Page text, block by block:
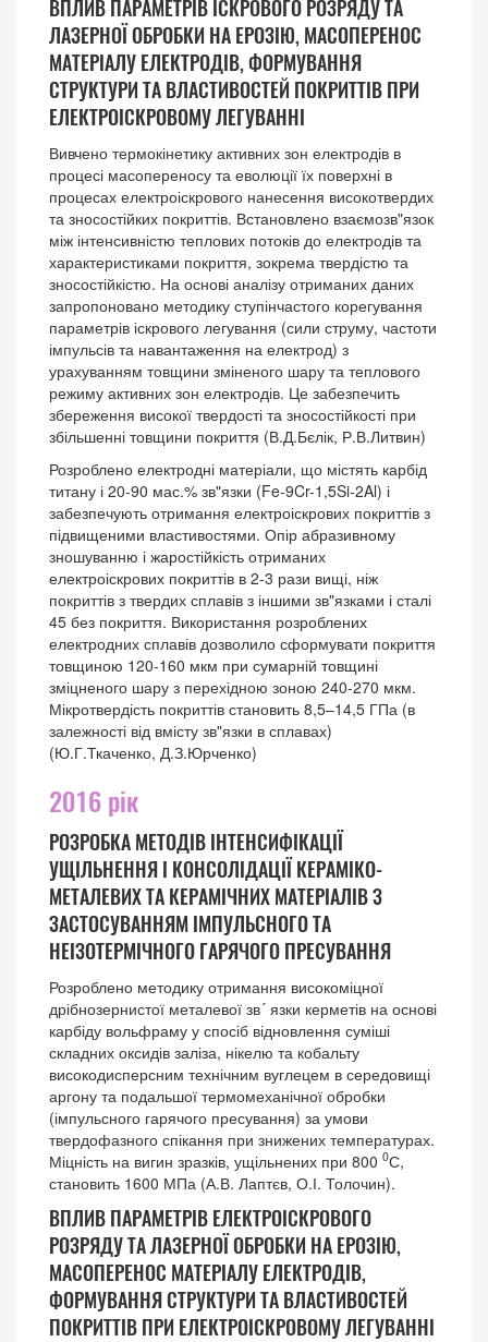
ВПЛИВ ПАРАМЕТРІВ ІСКРОВОГО РОЗРЯДУ ТА
ЛАЗЕРНОЇ ОБРОБКИ НА ЕРОЗІЮ, МАСОПЕРЕНОС
МАТЕРІАЛУ ЕЛЕКТРОДІВ, ФОРМУВАННЯ
СТРУКТУРИ ТА ВЛАСТИВОСТЕЙ ПОКРИТТІВ ПРИ
ЕЛЕКТРОІСКРОВОМУ ЛЕГУВАННІ
Вивчено термокінетику активних зон електродів в
процесі масопереносу та еволюції їх поверхні в
процесах електроіскрового нанесення високотвердих
та зносостійких покриттів. Встановлено взаємозв"язок
між інтенсивністю теплових потоків до електродів та
характеристиками покриття, зокрема твердістю та
зносостійкістю. На основі аналізу отриманих даних
запропоновано методику ступінчастого корегування
параметрів іскрового легування (сили струму, частоти
імпульсів та навантаження на електрод) з
урахуванням товщини зміненого шару та теплового
режиму активних зон електродів. Це забезпечить
збереження високої твердості та зносостійкості при
збільшенні товщини покриття (В.Д.Бєлік, Р.В.Литвин)
Розроблено електродні матеріали, що містять карбід
титану і 20-90 мас.% зв"язки (Fe-9Cr-1,5Si-2Al) і
забезпечують отримання електроіскрових покриттів з
підвищеними властивостями. Опір абразивному
зношуванню і жаростійкість отриманих
електроіскрових покриттів в 2-3 рази вищі, ніж
покриттів з твердих сплавів з іншими зв"язками і сталі
45 без покриття. Використання розроблених
електродних сплавів дозволило сформувати покриття
товщиною 120-160 мкм при сумарній товщині
зміцненого шару з перехідною зоною 240-270 мкм.
Мікротвердість покриттів становить 8,5–14,5 ГПа (в
залежності від вмісту зв"язки в сплавах)
(Ю.Г.Ткаченко, Д.З.Юрченко)
2016 рік
РОЗРОБКА МЕТОДІВ ІНТЕНСИФІКАЦІЇ
УЩІЛЬНЕННЯ І КОНСОЛІДАЦІЇ КЕРАМІКО-
МЕТАЛЕВИХ ТА КЕРАМІЧНИХ МАТЕРІАЛІВ З
ЗАСТОСУВАННЯМ ІМПУЛЬСНОГО ТА
НЕІЗОТЕРМІЧНОГО ГАРЯЧОГО ПРЕСУВАННЯ
Розроблено методику отримання високоміцної
дрібнозернистої металевої зв´ язки керметів на основі
карбіду вольфраму у спосіб відновлення суміші
складних оксидів заліза, нікелю та кобальту
високодисперсним технічним вуглецем в середовищі
аргону та подальшої термомеханічної обробки
(імпульсного гарячого пресування) за умови
твердофазного спікання при знижених температурах.
Міцність на вигин зразків, ущільнених при 800 0С,
становить 1600 МПа (А.В. Лаптєв, О.І. Толочин).
ВПЛИВ ПАРАМЕТРІВ ЕЛЕКТРОІСКРОВОГО
РОЗРЯДУ ТА ЛАЗЕРНОЇ ОБРОБКИ НА ЕРОЗІЮ,
МАСОПЕРЕНОС МАТЕРІАЛУ ЕЛЕКТРОДІВ,
ФОРМУВАННЯ СТРУКТУРИ ТА ВЛАСТИВОСТЕЙ
ПОКРИТТІВ ПРИ ЕЛЕКТРОІСКРОВОМУ ЛЕГУВАННІ